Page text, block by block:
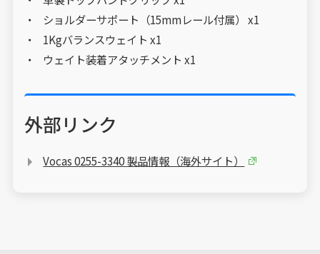
ショルダーサポート（15mmレール付属） x1
1Kgバランスウェイト x1
ウェイト装着アタッチメント x1
外部リンク
Vocas 0255-3340 製品情報（海外サイト）